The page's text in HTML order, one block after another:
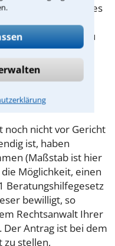
Tätigkeiten des
es also
zu
der Anwalt diese
Anwalt für
leisten kann?
noch nicht vor Gericht
ist, haben
(Maßstab ist hier
Möglichkeit, einen
Beratungshilfegesetz
bewilligt, so
Rechtsanwalt Ihrer
Antrag ist bei dem
zu stellen,